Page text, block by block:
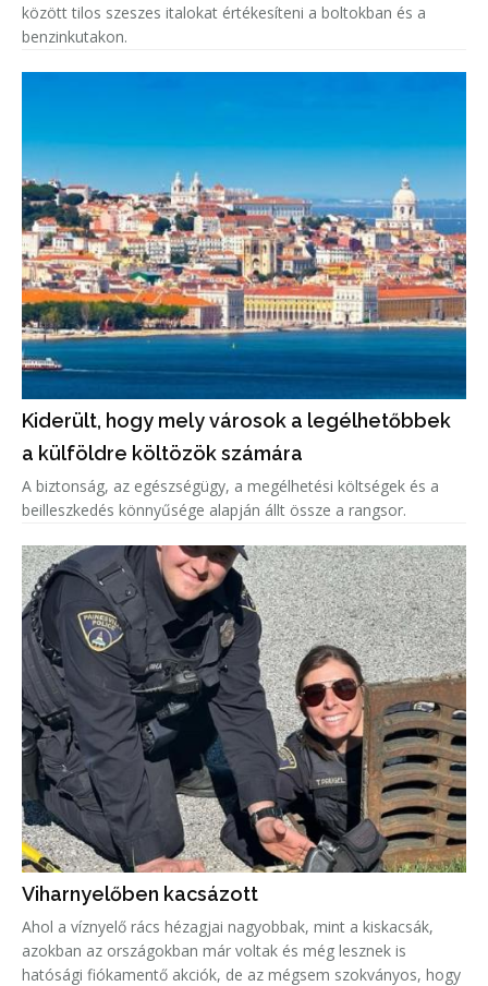
között tilos szeszes italokat értékesíteni a boltokban és a
benzinkutakon.
Kiderült, hogy mely városok a legélhetőbbek
a külföldre költözök számára
A biztonság, az egészségügy, a megélhetési költségek és a
beilleszkedés könnyűsége alapján állt össze a rangsor.
Viharnyelőben kacsázott
Ahol a víznyelő rács hézagjai nagyobbak, mint a kiskacsák,
azokban az országokban már voltak és még lesznek is
hatósági fiókamentő akciók, de az mégsem szokványos, hogy